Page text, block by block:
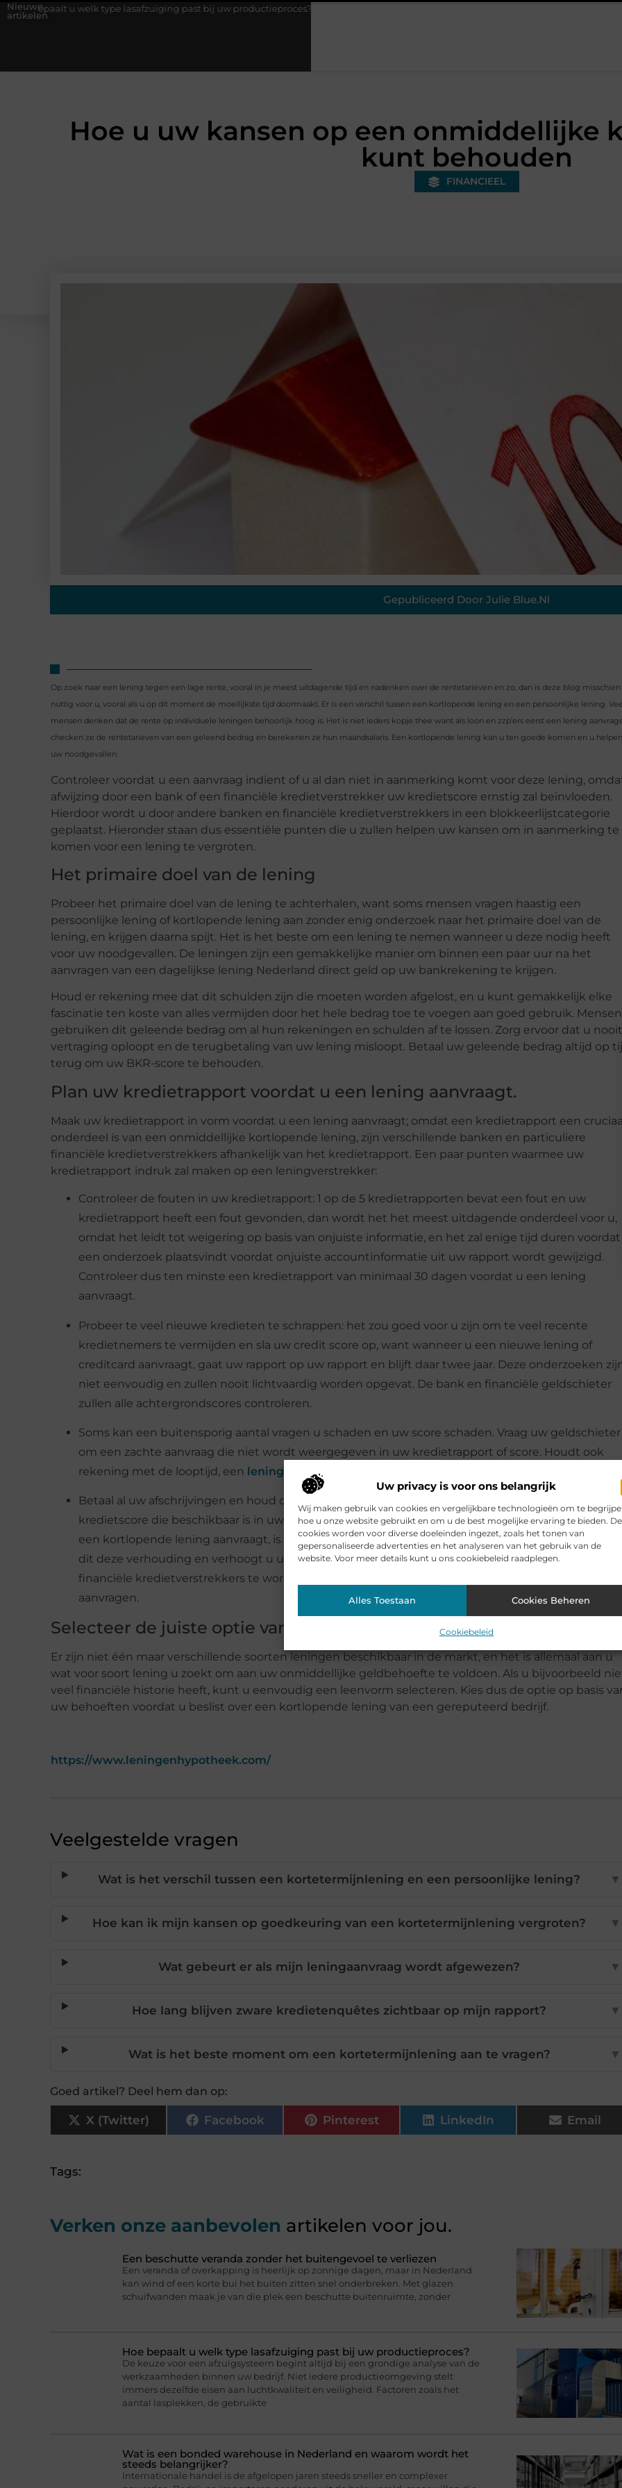
Uw privacy is voor ons belangrijk
Wij maken gebruik van cookies en vergelijkbare technologieën om te
hoe u onze website gebruikt en om u de best mogelijke ervaring te bieden.
cookies worden voor diverse doeleinden ingezet, zoals het tonen van
gepersonaliseerde advertenties en het analyseren van het gebruik van de
website. Voor meer details kunt u ons cookiebeleid raadplegen.
Alles Toestaan Cookies Beheren
Cookiebeleid
Nieuwe
artikelen
type lasafzuiging past bij uw productieproces? Wat is een bonded warehouse in Nederland en waarom wordt het steeds
Hoe u uw kansen op een onmiddellijke
kunt behouden
FINANCIEEL
Gepubliceerd Door Julie Blue.nl
Op zoek naar een lening tegen een lage rente, vooral in je meest uitdagende tijd en nadenken over de rentetarieven en zo, dan is deze blog misschien
nuttig voor u, vooral als u op dit moment de moeilijkste tijd doormaakt. Er is een verschil tussen een kortlopende lening en een persoonlijke lening.
mensen denken dat de rente op individuele leningen behoorlijk hoog is. Het is niet ieders kopje thee want als loon en zzp’ers eerst een lening
checken ze de rentetarieven van een geleend bedrag en berekenen ze hun maandsalaris. Een kortlopende lening kan u ten goede komen en u
uw noodgevallen.
Controleer voordat u een aanvraag indient of u al dan niet in aanmerking komt voor deze lening,
afwijzing door een bank of een financiële kredietverstrekker uw kredietscore ernstig zal beïnvloeden.
Hierdoor wordt u door andere banken en financiële kredietverstrekkers in een blokkeerlijstcategorie
geplaatst. Hieronder staan dus essentiële punten die u zullen helpen uw kansen om in aanmerking te
komen voor een lening te vergroten.
Het primaire doel van de lening
Probeer het primaire doel van de lening te achterhalen, want soms mensen vragen haastig een
persoonlijke lening of kortlopende lening aan zonder enig onderzoek naar het primaire doel van de
lening, en krijgen daarna spijt. Het is het beste om een lening te nemen wanneer u deze nodig heeft
voor uw noodgevallen. De leningen zijn een gemakkelijke manier om binnen een paar uur na het
aanvragen van een dagelijkse lening Nederland direct geld op uw bankrekening te krijgen.
Houd er rekening mee dat dit schulden zijn die moeten worden afgelost, en u kunt gemakkelijk elke
fascinatie ten koste van alles vermijden door het hele bedrag toe te voegen aan goed gebruik. Mensen
gebruiken dit geleende bedrag om al hun rekeningen en schulden af te lossen. Zorg ervoor dat u nooit
vertraging oploopt en de terugbetaling van uw lening misloopt. Betaal uw geleende bedrag altijd op
terug om uw BKR-score te behouden.
Plan uw kredietrapport voordat u een lening aanvraagt.
Maak uw kredietrapport in vorm voordat u een lening aanvraagt; omdat een kredietrapport een
onderdeel is van een onmiddellijke kortlopende lening, zijn verschillende banken en particuliere
financiële kredietverstrekkers afhankelijk van het kredietrapport. Een paar punten waarmee uw
kredietrapport indruk zal maken op een leningverstrekker:
Controleer de fouten in uw kredietrapport: 1 op de 5 kredietrapporten bevat een fout en uw
kredietrapport heeft een fout gevonden, dan wordt het het meest uitdagende onderdeel voor u,
omdat het leidt tot weigering op basis van onjuiste informatie, en het zal enige tijd duren voordat
een onderzoek plaatsvindt voordat onjuiste accountinformatie uit uw rapport wordt gewijzigd.
Controleer dus ten minste een kredietrapport van minimaal 30 dagen voordat u een lening
aanvraagt.
Probeer te veel nieuwe kredieten te schrappen: het zou goed voor u zijn om te veel recente
kredietnemers te vermijden en sla uw credit score op, want wanneer u een nieuwe lening of
creditcard aanvraagt, gaat uw rapport op uw rapport en blijft daar twee jaar. Deze onderzoeken
niet eenvoudig en zullen nooit lichtvaardig worden opgevat. De bank en financiële geldschieter
zullen alle achtergrondscores controleren.
Soms kan een buitensporig aantal vragen u schaden en uw score schaden. Vraag uw geldschieter
om een zachte aanvraag die niet wordt weergegeven in uw kredietrapport of score. Houdt ook
rekening met de looptijd, een lening met korte looptijd
Betaal al uw afschrijvingen en houd creditcardsaldi laag om
kredietscore die beschikbaar is in uw rekening en controleer uw credit score zorgvuldig voordat u
een kortlopende lening aanvraagt, is cruciaal voor uw credit score. Als u schulden aflost, verbetert
dit deze verhouding en verhoogt u uw kredietscore om de beste lener op de lijst van banken en
financiële kredietverstrekkers te worden. Hierdoor kunt u op elk moment een kortlopende lening
aanvragen.
Selecteer de juiste optie van het type lening
Er zijn niet één maar verschillende soorten leningen beschikbaar in de markt, en het is allemaal aan u
wat voor soort lening u zoekt om aan uw onmiddellijke geldbehoefte te voldoen. Als u bijvoorbeeld
veel financiële historie heeft, kunt u eenvoudig een leenvorm selecteren. Kies dus de optie op basis
uw behoeften voordat u beslist over een kortlopende lening van een gereputeerd bedrijf.
https://www.leningenhypotheek.com/
Veelgestelde vragen
Wat is het verschil tussen een kortetermijnlening en een persoonlijke lening? ▼
Hoe kan ik mijn kansen op goedkeuring van een kortetermijnlening vergroten? ▼
Wat gebeurt er als mijn leningaanvraag wordt afgewezen? ▼
Hoe lang blijven zware kredietenquêtes zichtbaar op mijn rapport? ▼
Wat is het beste moment om een kortetermijnlening aan te vragen? ▼
Goed artikel? Deel hem dan op:
X (Twitter) Facebook Pinterest LinkedIn Email
Tags:
Verken onze aanbevolen artikelen voor jou.
Een beschutte veranda zonder het buitengevoel te verliezen
Een veranda of overkapping is heerlijk op zonnige dagen, maar in Nederland
kan wind of een korte bui het buiten zitten snel onderbreken. Met glazen
schuifwanden maak je van die plek een beschutte buitenruimte, zonder
Hoe bepaalt u welk type lasafzuiging past bij uw productieproces?
De keuze voor een afzuigsysteem begint altijd bij een grondige analyse van de
werkzaamheden binnen uw bedrijf. Niet iedere productieomgeving stelt
immers dezelfde eisen aan luchtkwaliteit en veiligheid. Factoren zoals het
aantal lasplekken, de gebruikte
Wat is een bonded warehouse in Nederland en waarom wordt het
steeds belangrijker?
Internationale handel is de afgelopen jaren steeds sneller en complexer